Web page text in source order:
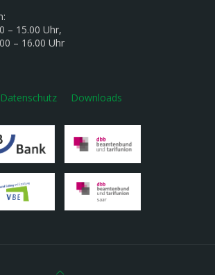
– 15.00 Uhr,
– 16.00 Uhr
Datenschutz Downloads